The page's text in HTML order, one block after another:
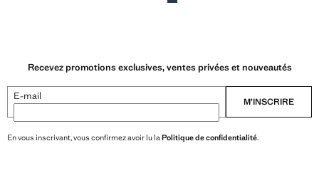
Recevez promotions exclusives, ventes privées et nouveautés
E-mail M’INSCRIRE
En vous inscrivant, vous confirmez avoir lu la Politique de confidentialité.